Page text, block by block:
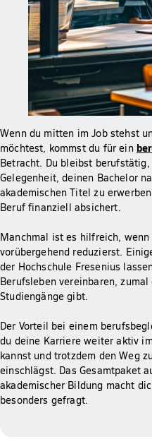
Wenn du mitten im Job stehst
möchtest, kommst du für ein
Betracht. Du bleibst
Gelegenheit, deinen Bachelor
akademischen Titel zu
Beruf finanziell absichert.
Manchmal ist es hilfreich,
vorübergehend reduzierst.
der Hochschule Fresenius
Berufsleben vereinbaren,
Studiengänge gibt.
Der Vorteil bei einem
du deine Karriere weiter aktiv
kannst und trotzdem den Weg
einschlägst. Das Gesamtpaket
akademischer Bildung macht
besonders gefragt.